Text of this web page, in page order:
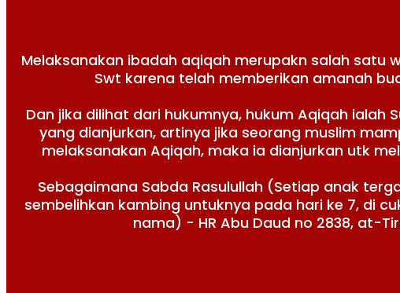
Melaksanakan ibadah aqiqah merupakn salah satu
Swt karena telah memberikan amanah
Dan jika dilihat dari hukumnya, hukum Aqiqah ialah
yang dianjurkan, artinya jika seorang muslim
melaksanakan Aqiqah, maka ia dianjurkan utk
Sebagaimana Sabda Rasulullah (Setiap anak
sembelihkan kambing untuknya pada hari ke 7, di
nama) - HR Abu Daud no 2838, at-